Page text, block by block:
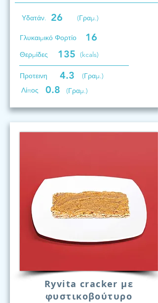
Υδατάν. 26 (Γραμ.)
Γλυκαιμικό Φορτίο 16
Θερμίδες 135 (kcals)
Προτεινη 4.3
(Γραμ.)
Λίπος
0.8 (Γραμ.)
Ryvita cracker με
φυστικοβούτυρο